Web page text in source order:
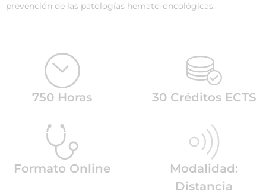
prevención de las patologías hemato-oncológicas.
750 Horas 30 Créditos ECTS
Formato Online
Modalidad:
Distancia